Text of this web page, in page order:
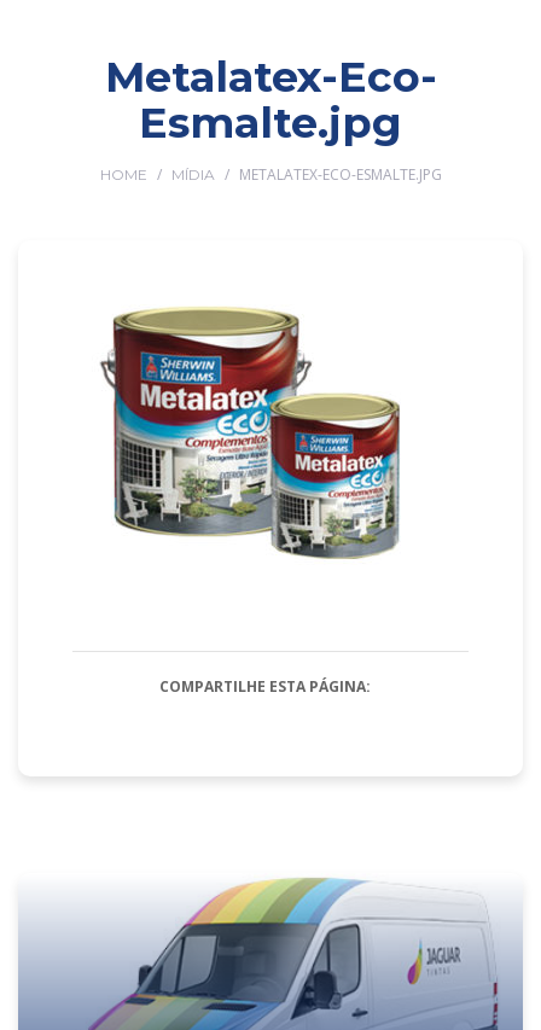
Metalatex-Eco-
Esmalte.jpg
HOME / MÍDIA / METALATEX-ECO-ESMALTE.JPG
COMPARTILHE ESTA PÁGINA: